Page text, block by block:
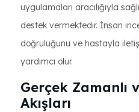
uygulamaları aracılığıyla
destek vermektedir. İnsan
doğruluğunu ve hastayla
yardımcı olur.
Gerçek Zamanlı
Akışları